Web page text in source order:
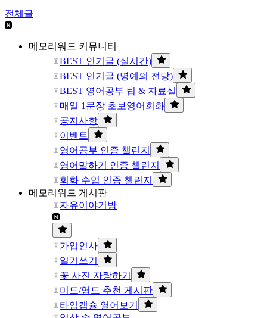
전체글
메모리워드 커뮤니티
BEST 인기글 (실시간)
BEST 인기글 (명예의 전당)
BEST 영어공부 팁 & 자료실
매일 1문장 초보영어회화
공지사항
이벤트
영어공부 인증 챌린지
영어말하기 인증 챌린지
회화 수업 인증 챌린지
메모리워드 게시판
자유이야기방
가입인사
일기쓰기
꽃 사진 자랑하기
미드/영드 추천 게시판
타임캡슐 열어보기